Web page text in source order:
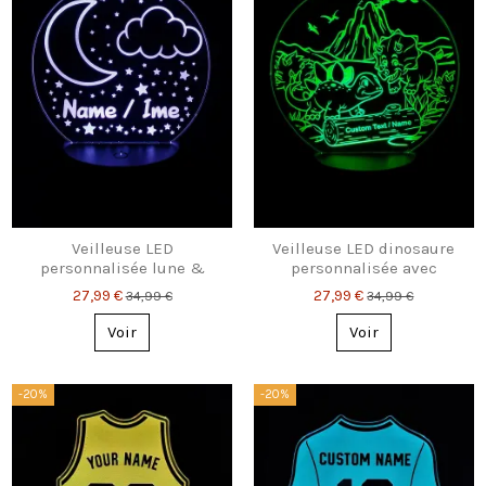
Veilleuse LED
personnalisée lune &
étoiles avec prénom –
lampe pour enfants
27,99 €34,99 €
Voir
Veilleuse LED dinosaure
personnalisée avec
prénom – Cadeau parfait
pour enfants
27,99 €34,99 €
Voir
-20% -20%